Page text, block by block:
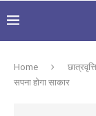
Home छात्रवृत्ति
सपना होगा साकार